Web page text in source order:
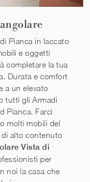
Pianca in laccato
e oggetti
completare la tua
Durata e comfort
a un elevato
tutti gli Armadi
Pianca. Farci
molti mobili del
alto contenuto
Vista di
per
noi la casa che